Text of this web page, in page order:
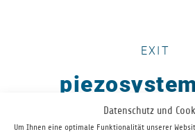
Datenschutz und
Um Ihnen eine optimale Funktionalität unserer
EXIT